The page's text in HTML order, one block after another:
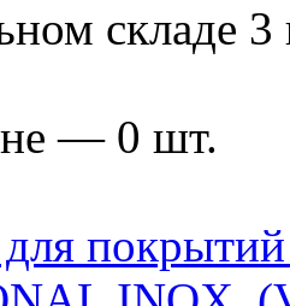
складе 3
— 0 шт.